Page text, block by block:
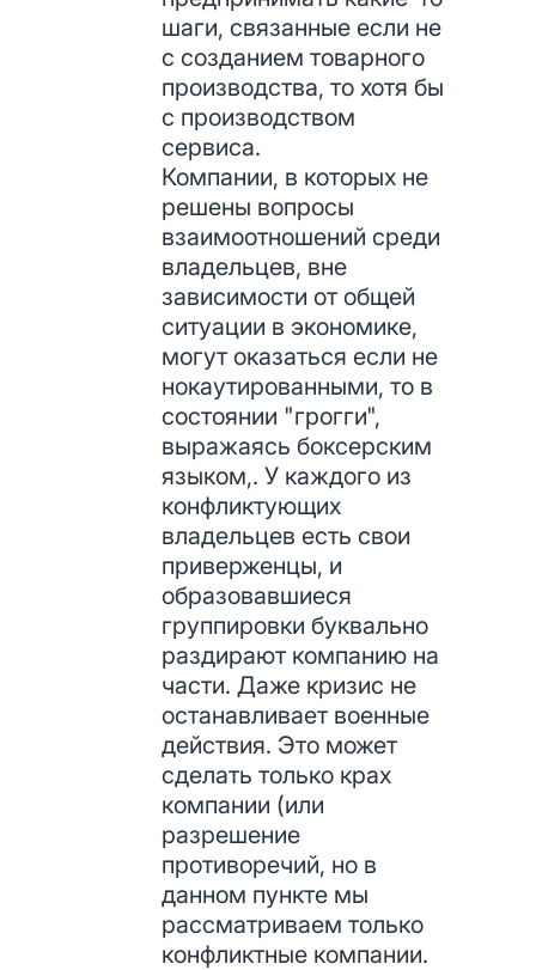
шаги, связанные если не
с созданием товарного
производства, то хотя бы
с производством
сервиса.
Компании, в которых не
решены вопросы
взаимоотношений среди
владельцев, вне
зависимости от общей
ситуации в экономике,
могут оказаться если не
нокаутированными, то в
состоянии "грогги",
выражаясь боксерским
языком,. У каждого из
конфликтующих
владельцев есть свои
приверженцы, и
образовавшиеся
группировки буквально
раздирают компанию на
части. Даже кризис не
останавливает военные
действия. Это может
сделать только крах
компании (или
разрешение
противоречий, но в
данном пункте мы
рассматриваем только
конфликтные компании.